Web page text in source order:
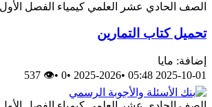
الصف الحادي عشر العلمي كيمياء الفصل الأول
تحميل كتاب التمارين
إضافة: مايا
2025-10-01 05:48
•
2025-2026
•
0
•
👁 537